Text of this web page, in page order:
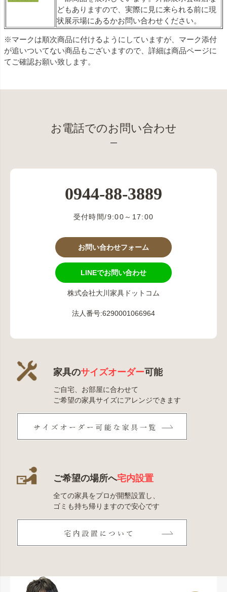
どもありますので、実際に見に来られる前に現
状展示場にあるかお問い合わせください。
※マークは順次商品に付けるようにしていますが、マーク添付
が追いついてない商品もございますので、詳細は商品ページに
てご確認お願い致します。
お電話でのお問い合わせ
0944-88-3889
受付時間/9:00～17:00
お問い合わせフォーム
LINEでお問い合わせ
株式会社大川家具ドットコム
法人番号:6290001066964
家具のサイズオーダー可能
ご自宅、お部屋に合わせて
ご希望の家具サイズにアレンジできます
ご希望の場所へ宅内設置
全ての家具をプロが開墾設置し、
ゴミも持ち帰りますので安心です